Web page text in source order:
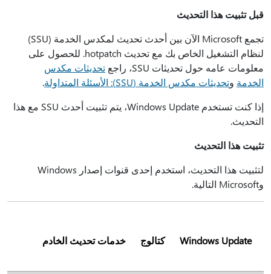
قبل تثبيت هذا التحديث
تجمع Microsoft الآن بين أحدث تحديث لمكدس الخدمة (SSU)
لنظام التشغيل الخاص بك مع تحديث hotpatch. للحصول على
معلومات عامه حول تحديثات SSU، راجع
تحديثات مكدس
الخدمة وتحديثات مكدس الخدمة (SSU): الأسئلة المتداولة
.
إذا كنت تستخدم Windows Update، يتم تثبيت أحدث SSU مع هذا
التحديث.
تثبيت هذا التحديث
لتثبيت هذا التحديث، استخدم إحدى قنوات إصدار Windows
وMicrosoft التالية.
Windows Update كتالوج خدمات تحديث الخادم